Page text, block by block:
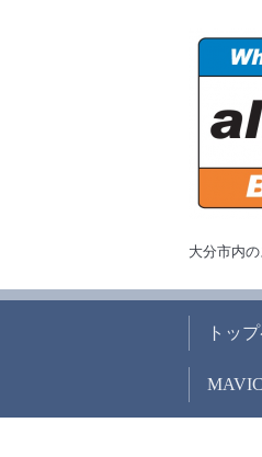
大分市内
トッ
MAVIC